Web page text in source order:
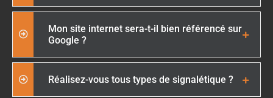
Mon site internet sera-t-il bien référencé sur
Google ?
Réalisez-vous tous types de signalétique ?